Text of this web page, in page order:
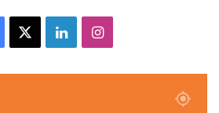
LinkedinInstagram